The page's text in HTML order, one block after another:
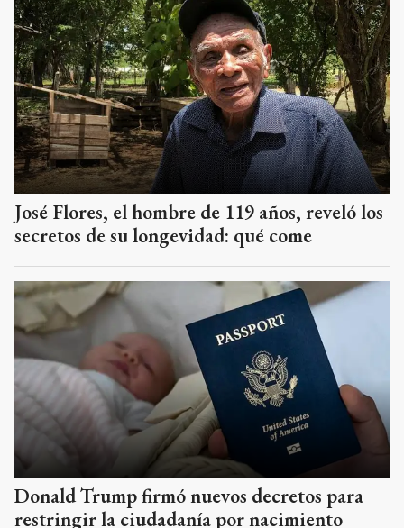
José Flores, el hombre de 119 años, reveló los
secretos de su longevidad: qué come
Donald Trump firmó nuevos decretos para
restringir la ciudadanía por nacimiento